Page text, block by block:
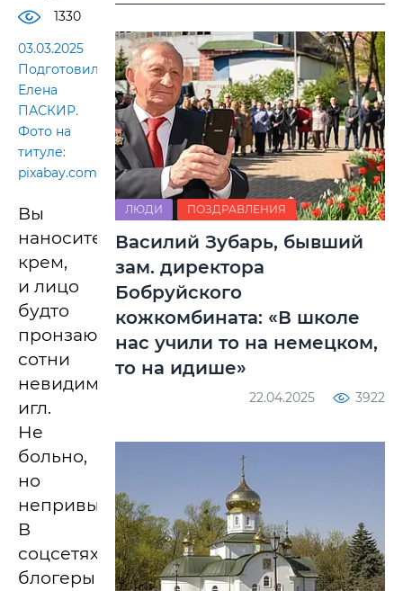
1330
03.03.2025
Подготовила
Елена
ПАСКИР.
Фото на
титуле:
pixabay.com
Вы
наносите
крем,
и лицо
будто
пронзают
сотни
невидимых
игл.
Не
больно,
но
непривычно.
В
соцсетях
блогеры
ЛЮДИ ПОЗДРАВЛЕНИЯ
Василий Зубарь, бывший
зам. директора
Бобруйского
кожкомбината: «В школе
нас учили то на немецком,
то на идише»
22.04.2025 3922